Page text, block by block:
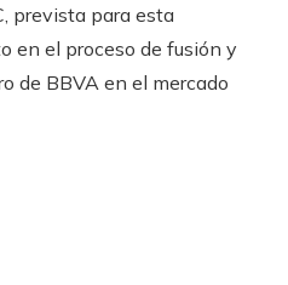
prevista para esta
en el proceso de fusión y
de BBVA en el mercado